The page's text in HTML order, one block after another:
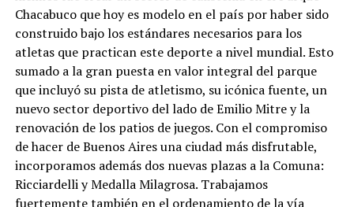
Chacabuco que hoy es modelo en el país por haber sido
construido bajo los estándares necesarios para los
atletas que practican este deporte a nivel mundial. Esto
sumado a la gran puesta en valor integral del parque
que incluyó su pista de atletismo, su icónica fuente, un
nuevo sector deportivo del lado de Emilio Mitre y la
renovación de los patios de juegos. Con el compromiso
de hacer de Buenos Aires una ciudad más disfrutable,
incorporamos además dos nuevas plazas a la Comuna:
Ricciardelli y Medalla Milagrosa. Trabajamos
fuertemente también en el ordenamiento de la vía